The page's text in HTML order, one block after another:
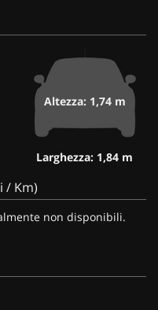
Altezza: 1,74 m
Larghezza: 1,84 m
/ Km)
non disponibili.